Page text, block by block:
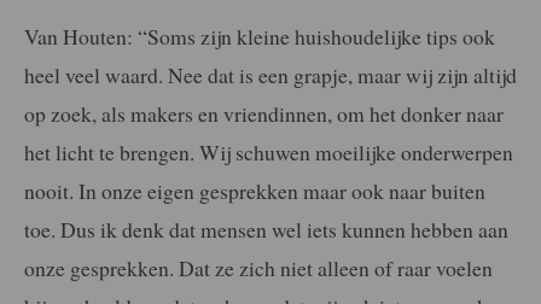
Van Houten: “Soms zijn kleine huishoudelijke tips ook
heel veel waard. Nee dat is een grapje, maar wij zijn altijd
op zoek, als makers en vriendinnen, om het donker naar
het licht te brengen. Wij schuwen moeilijke onderwerpen
nooit. In onze eigen gesprekken maar ook naar buiten
toe. Dus ik denk dat mensen wel iets kunnen hebben aan
onze gesprekken. Dat ze zich niet alleen of raar voelen